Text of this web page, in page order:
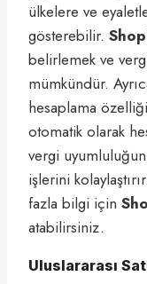
ülkelere ve
gösterebilir.
belirlemek ve
mümkündür.
hesaplama
otomatik olarak
vergi
işlerini
fazla bilgi için
atabilirsiniz.
Uluslararası